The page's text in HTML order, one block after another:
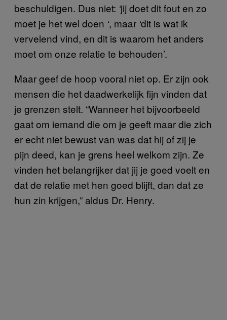
beschuldigen. Dus niet: ‘jij doet dit fout en zo
moet je het wel doen ‘, maar ‘dit is wat ik
vervelend vind, en dit is waarom het anders
moet om onze relatie te behouden’.
Maar geef de hoop vooral niet op. Er zijn ook
mensen die het daadwerkelijk fijn vinden dat
je grenzen stelt. “Wanneer het bijvoorbeeld
gaat om iemand die om je geeft maar die zich
er echt niet bewust van was dat hij of zij je
pijn deed, kan je grens heel welkom zijn. Ze
vinden het belangrijker dat jij je goed voelt en
dat de relatie met hen goed blijft, dan dat ze
hun zin krijgen,” aldus Dr. Henry.